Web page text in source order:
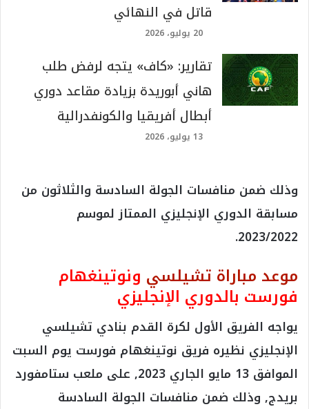
قاتل في النهائي
20 يوليو، 2026
تقارير: «كاف» يتجه لرفض طلب
هاني أبوريدة بزيادة مقاعد دوري
أبطال أفريقيا والكونفدرالية
13 يوليو، 2026
وذلك ضمن منافسات الجولة السادسة والثلاثون من
مسابقة الدوري الإنجليزي الممتاز لموسم
2023/2022.
موعد مباراة تشيلسي ونوتينغهام
فورست بالدوري الإنجليزي
يواجه الفريق الأول لكرة القدم بنادي تشيلسي
الإنجليزي نظيره فريق نوتينغهام فورست يوم السبت
الموافق 13 مايو الجاري 2023, على ملعب ستامفورد
بريدج, وذلك ضمن منافسات الجولة السادسة